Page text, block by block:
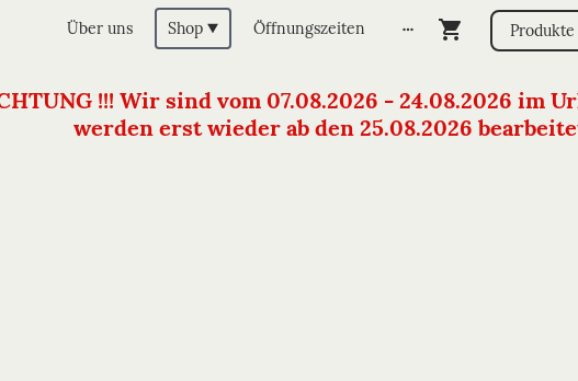
Über uns Shop Öffnungszeiten
!!! Wir sind vom 07.08.2026 - 24.08.2026 im
werden erst wieder ab den 25.08.2026